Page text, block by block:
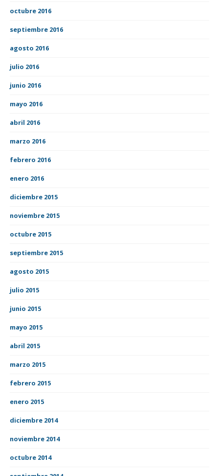
octubre 2016
septiembre 2016
agosto 2016
julio 2016
junio 2016
mayo 2016
abril 2016
marzo 2016
febrero 2016
enero 2016
diciembre 2015
noviembre 2015
octubre 2015
septiembre 2015
agosto 2015
julio 2015
junio 2015
mayo 2015
abril 2015
marzo 2015
febrero 2015
enero 2015
diciembre 2014
noviembre 2014
octubre 2014